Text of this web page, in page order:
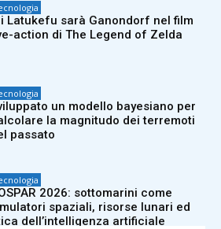
Latukefu sarà Ganondorf nel film
action di The Legend of Zelda
un modello bayesiano per
la magnitudo dei terremoti
passato
2026: sottomarini come
spaziali, risorse lunari ed
dell’intelligenza artificiale